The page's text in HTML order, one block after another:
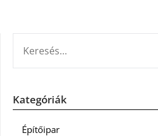
Kategóriák
Építőipar